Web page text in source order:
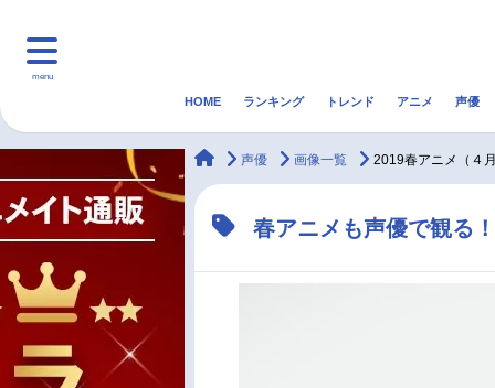
menu
マンガ・ラノベ ゲーム・アプリ 音楽
最新記事一覧
HOME ランキング トレンド アニメ 声優
animateTimes
声優 画像一覧 2019春アニメ（４
春アニメも声優で観る